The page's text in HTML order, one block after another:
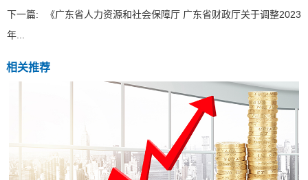
下一篇:
《广东省人力资源和社会保障厅 广东省财政厅关于调整2023
年...
相关推荐